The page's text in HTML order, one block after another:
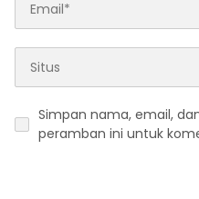
Simpan nama, email,
peramban ini untuk